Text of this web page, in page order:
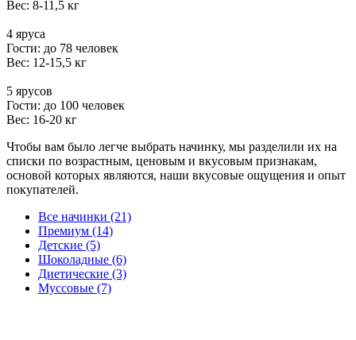
Вес: 8-11,5 кг
4 яруса
Гости: до 78 человек
Вес: 12-15,5 кг
5 ярусов
Гости: до 100 человек
Вес: 16-20 кг
Чтобы вам было легче выбрать начинку, мы разделили их на
списки по возрастным, ценовым и вкусовым признакам,
основой которых являются, наши вкусовые ощущения и опыт
покупателей.
Все начинки (21)
Премиум (14)
Детские (5)
Шоколадные (6)
Диетические (3)
Муссовые (7)